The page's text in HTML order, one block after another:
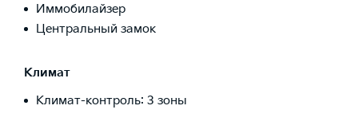
Иммобилайзер
Центральный замок
Климат
Климат-контроль: 3 зоны